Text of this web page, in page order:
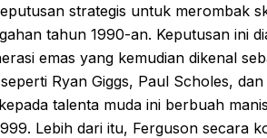
strategis untuk merombak
tahun 1990-an. Keputusan ini
emas yang kemudian dikenal
Ryan Giggs, Paul Scholes,
talenta muda ini berbuah
Lebih dari itu, Ferguson secara